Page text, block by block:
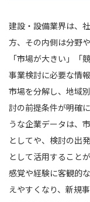
建設・設備業界は、
方、その内側は分野
「市場が大きい」「
事業検討に必要な情
市場を分解し、地域
討の前提条件が明確
うな企業データは、
としてや、検討の出
として活用することが
感覚や経験に客観的
えやすくなり、新規